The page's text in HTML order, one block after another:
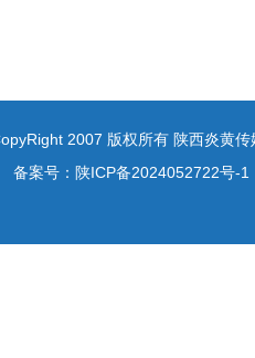
2007 版权所有 陕西炎黄传
备案号： 陕ICP备2024052722号-1